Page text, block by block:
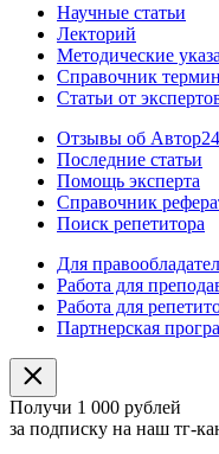
Научные статьи
Лекторий
Методические
Справочник
Статьи от
Отзывы об Автор24
Последние статьи
Помощь эксперта
Справочник
Поиск репетитора
Для
Работа для
Работа для
Партнерская
Получи 1 000 рублей
за подписку на наш тг-